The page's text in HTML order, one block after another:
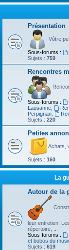
Présentation
Vôtre
Sous-forums :
Sujets : 759
Rencontres
Sous-forums :
Lausanne
Perpignan
Sujets : 220
Petites
Achats,
Sujets : 160
La
Autour de la
leur entretien.
répertoire, ...
Sous-forums :
et bobos du
Sujets : 619